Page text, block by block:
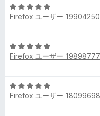
評
価
5
段
5
の
Firefox ユーザー 19904250
5
段
5
の
Firefox ユーザー 19898777
5
段
Firefox ユーザー 18099698